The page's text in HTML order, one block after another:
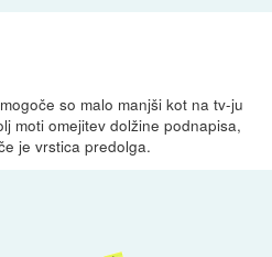
so malo manjši kot na tv-ju
moti omejitev dolžine podnapisa,
je vrstica predolga.